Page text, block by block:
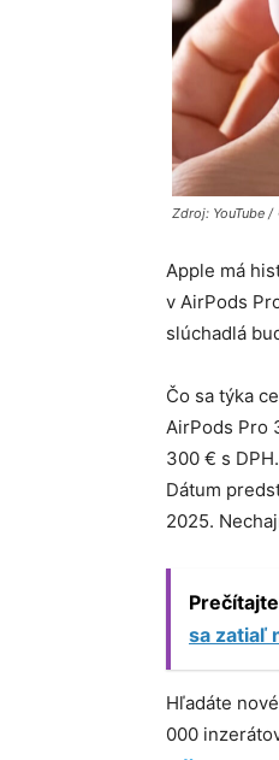
Apple má
v AirPods
slúchadlá
Čo sa týka
AirPods Pro
300 € s
Dátum
2025.
sa zatiaľ
Hľadáte
000